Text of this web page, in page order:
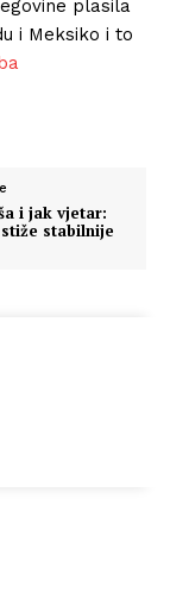
plasila
i Meksiko i to
i jak vjetar:
stabilnije